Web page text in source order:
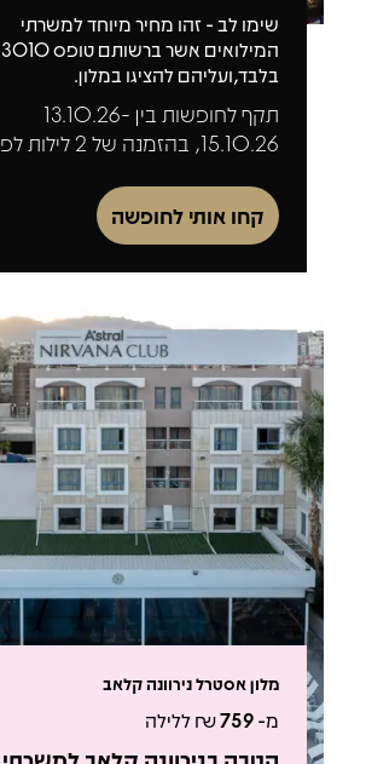
שימו לב - זהו מחיר מיוחד למשרתי
המילואים אשר ברשותם טופס 3010
בלבד,ועליהם להציגו במלון.
תקף לחופשות בין 13.10.26-
15.10.26, בהזמנה של 2 לילות לפחות
קחו אותי לחופשה
מלון אסטרל נירוונה קלאב
מ-759₪ ללילה